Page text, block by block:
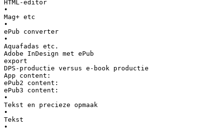
HTML-editor
•
Mag+ etc
•
ePub converter
•
Aquafadas etc.
Adobe InDesign met ePub
export
DPS-productie versus e-book productie
App content:
ePub2 content:
ePub3 content:
•
Tekst en precieze opmaak
•
Tekst
•